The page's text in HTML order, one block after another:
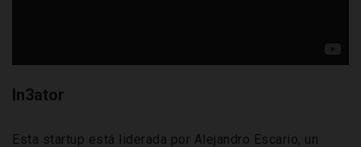
In3ator
Esta startup está liderada por Alejandro Escario, un